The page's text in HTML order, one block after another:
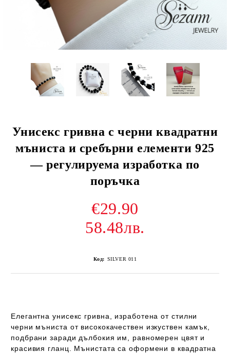
Унисекс гривна с черни квадратни
мъниста и сребърни елементи 925
— регулируема изработка по
поръчка
€29.90
58.48лв.
Код: SILVER 011
Елегантна унисекс гривна, изработена от стилни
черни мъниста от висококачествен изкуствен камък
подбрани заради дълбокия им, равномерен цвят и
красивия гланц. Мънистата са оформени в квадратна